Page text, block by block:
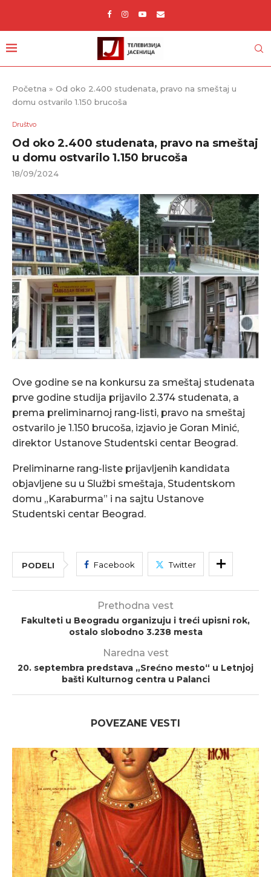
Početna » Od oko 2.400 studenata, pravo na smeštaj u
domu ostvarilo 1.150 brucoša
Društvo
Od oko 2.400 studenata, pravo na smeštaj
u domu ostvarilo 1.150 brucoša
18/09/2024
Ove godine se na konkursu za smeštaj studenata
prve godine studija prijavilo 2.374 studenata, a
prema preliminarnoj rang-listi, pravo na smeštaj
ostvarilo je 1.150 brucoša, izjavio je Goran Minić,
direktor Ustanove Studentski centar Beograd.
Preliminarne rang-liste prijavljenih kandidata
objavljene su u Službi smeštaja, Studentskom
domu „Karaburma” i na sajtu Ustanove
Studentski centar Beograd.
PODELI Facebook Twitter
Prethodna vest
Fakulteti u Beogradu organizuju i treći upisni rok,
ostalo slobodno 3.238 mesta
Naredna vest
20. septembra predstava „Srećno mesto“ u Letnjoj
bašti Kulturnog centra u Palanci
POVEZANE VESTI